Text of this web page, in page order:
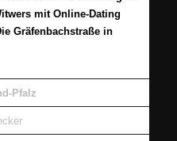
mit Online-Dating
Gräfenbachstraße in
Pfalz